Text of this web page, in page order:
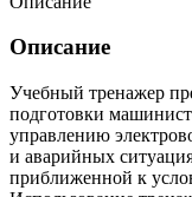
Описание
Учебный тренажер
подготовки
управлению
и аварийных
приближенной к